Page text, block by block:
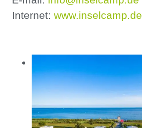
Internet: www.inselcamp.de